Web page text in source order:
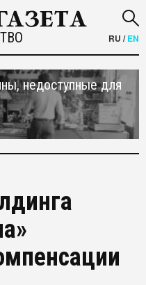
RU /EN
недоступные для